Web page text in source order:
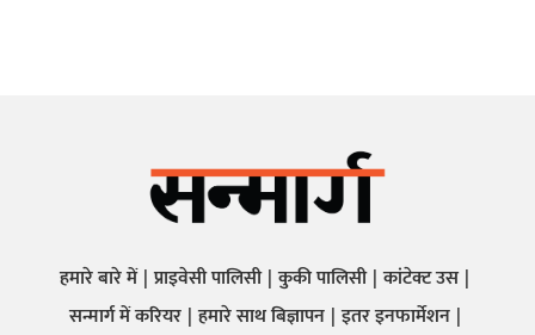
हमारे बारे में प्राइवेसी पालिसी कुकी पालिसी कांटेक्ट उस
सन्मार्ग में करियर हमारे साथ बिज्ञापन इतर इनफार्मेशन